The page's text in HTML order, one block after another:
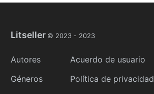
Litseller © 2023 - 2023
Autores
Géneros
Acuerdo de usuario
Política de privacidad